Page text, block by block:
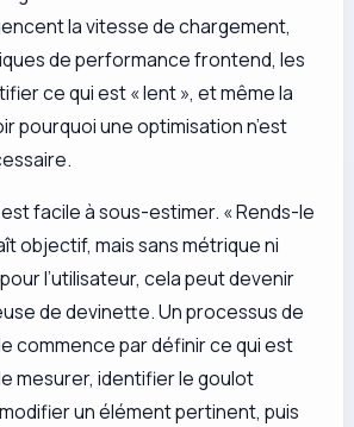
la vitesse de chargement,
de performance frontend, les
ce qui est « lent », et même la
pourquoi une optimisation n’est
facile à sous-estimer. « Rends-le
objectif, mais sans métrique ni
l’utilisateur, cela peut devenir
de devinette. Un processus de
commence par définir ce qui est
mesurer, identifier le goulot
un élément pertinent, puis